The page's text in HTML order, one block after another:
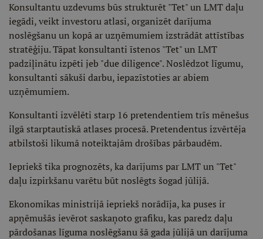
Konsultantu uzdevums būs strukturēt "Tet" un LMT daļu
iegādi, veikt investoru atlasi, organizēt darījuma
noslēgšanu un kopā ar uzņēmumiem izstrādāt attīstības
stratēģiju. Tāpat konsultanti īstenos "Tet" un LMT
padziļinātu izpēti jeb "due diligence". Noslēdzot līgumu,
konsultanti sākuši darbu, iepazīstoties ar abiem
uzņēmumiem.
Konsultanti izvēlēti starp 16 pretendentiem trīs mēnešus
ilgā starptautiskā atlases procesā. Pretendentus izvērtēja
atbilstoši likumā noteiktajām drošības pārbaudēm.
Iepriekš tika prognozēts, ka darījums par LMT un "Tet"
daļu izpirkšanu varētu būt noslēgts šogad jūlijā.
Ekonomikas ministrijā iepriekš norādīja, ka puses ir
apņēmušās ievērot saskaņoto grafiku, kas paredz daļu
pārdošanas līguma noslēgšanu šā gada jūlijā un darījuma